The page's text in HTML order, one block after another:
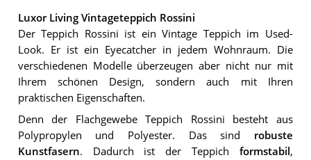
Luxor Living Vintageteppich Rossini
Der Teppich Rossini ist ein Vintage Teppich im Used-
Look. Er ist ein Eyecatcher in jedem Wohnraum. Die
verschiedenen Modelle überzeugen aber nicht nur mit
Ihrem schönen Design, sondern auch mit Ihren
praktischen Eigenschaften.
Denn der Flachgewebe Teppich Rossini besteht aus
Polypropylen und Polyester. Das sind robuste
Kunstfasern. Dadurch ist der Teppich formstabil,